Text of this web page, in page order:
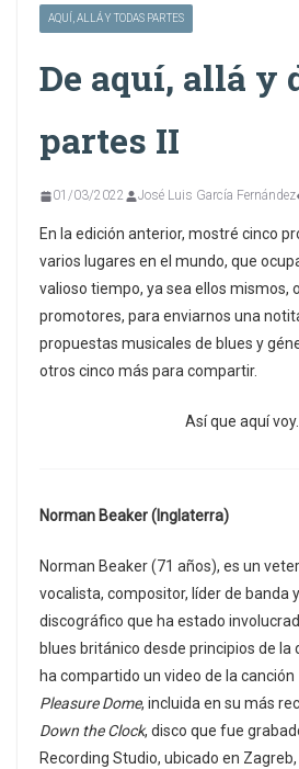
AQUÍ, ALLÁ Y TODAS PARTES
De aquí, allá y
partes II
01/03/2022 José Luis García Fernández
En la edición anterior, mostré cinco
varios lugares en el mundo, que
valioso tiempo, ya sea ellos mismos,
promotores, para enviarnos una
propuestas musicales de blues y
otros cinco más para compartir.
Así que aquí voy…
Norman Beaker (Inglaterra)
Norman Beaker (71 años), es un
vocalista, compositor, líder de banda
discográfico que ha estado
blues británico desde principios de la
ha compartido un video de la canción
Pleasure Dome, incluida en su más
Down the Clock, disco que fue
Recording Studio, ubicado en